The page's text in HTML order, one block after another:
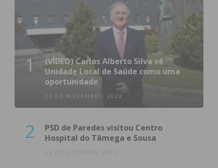
1
(VÍDEO) Carlos Alberto Silva vê
Unidade Local de Saúde como uma
oportunidade
23 DE NOVEMBRO 2023
2
PSD de Paredes visitou Centro
Hospital do Tâmega e Sousa
23 DE OUTUBRO 2023